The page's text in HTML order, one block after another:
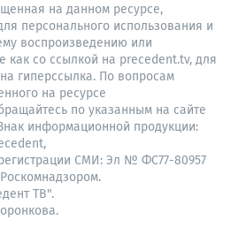
на данном ресурсе,
персонального использования и
воспроизведению или
как со ссылкой на precedent.tv, для
гиперссылка. По вопросам
на ресурсе
по указанным на сайте
информационной продукции:
СМИ: Эл № ФС77-80957
ТВ".